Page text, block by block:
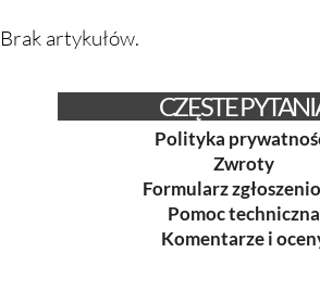
Brak artykułów.
CZĘSTE
Polityka
Zwroty
Formularz
Pomoc techniczna
Komentarze i